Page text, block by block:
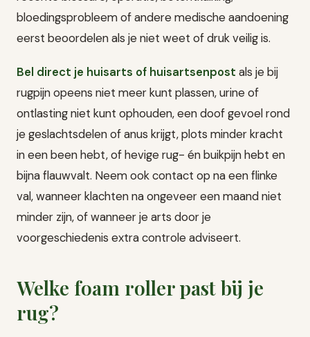
bloedingsprobleem of andere medische aandoening
eerst beoordelen als je niet weet of druk veilig is.
Bel direct je huisarts of huisartsenpost als je bij
rugpijn opeens niet meer kunt plassen, urine of
ontlasting niet kunt ophouden, een doof gevoel rond
je geslachtsdelen of anus krijgt, plots minder kracht
in een been hebt, of hevige rug- én buikpijn hebt en
bijna flauwvalt. Neem ook contact op na een flinke
val, wanneer klachten na ongeveer een maand niet
minder zijn, of wanneer je arts door je
voorgeschiedenis extra controle adviseert.
Welke foam roller past bij je
rug?